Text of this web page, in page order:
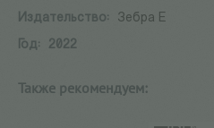
Издательство:
Зебра Е
Год:
2022
Также рекомендуем: